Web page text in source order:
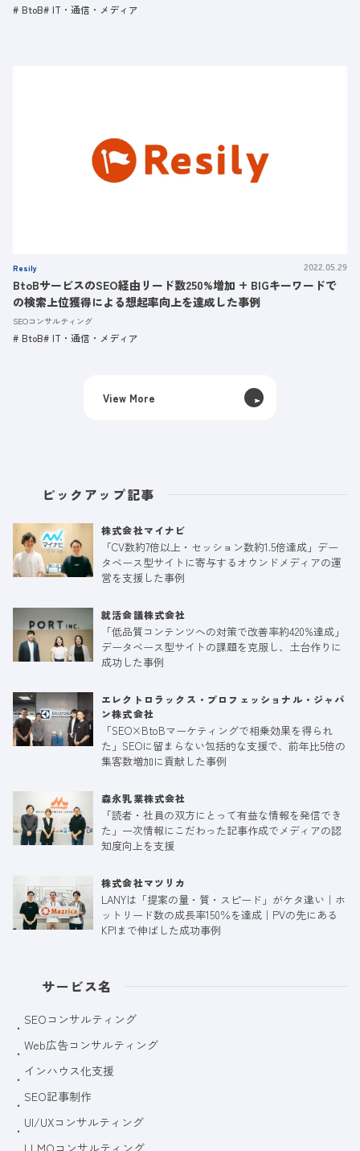
BtoB IT・通信・メディア
Resily 2022.05.29
BtoBサービスのSEO経由リード数250%増加 + BIGキーワードで
の検索上位獲得による想起率向上を達成した事例
SEOコンサルティング
BtoB IT・通信・メディア
View More
ピックアップ記事
株式会社マイナビ
「CV数約7倍以上・セッション数約1.5倍達成」デー
タベース型サイトに寄与するオウンドメディアの運
営を支援した事例
就活会議株式会社
「低品質コンテンツへの対策で改善率約420%達成」
データベース型サイトの課題を克服し、土台作りに
成功した事例
エレクトロラックス・プロフェッショナル・ジャパ
ン株式会社
「SEO×BtoBマーケティングで相乗効果を得られ
た」SEOに留まらない包括的な支援で、前年比5倍の
集客数増加に貢献した事例
森永乳業株式会社
「読者・社員の双方にとって有益な情報を発信でき
た」一次情報にこだわった記事作成でメディアの認
知度向上を支援
株式会社マツリカ
LANYは「提案の量・質・スピード」がケタ違い｜ホ
ットリード数の成長率150％を達成｜PVの先にある
KPIまで伸ばした成功事例
サービス名
SEOコンサルティング
Web広告コンサルティング
インハウス化支援
SEO記事制作
UI/UXコンサルティング